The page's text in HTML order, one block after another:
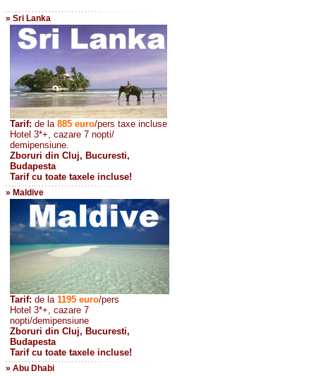
» Sri Lanka
Tarif: de la 885 euro/pers taxe incluse
Hotel 3*+, cazare 7 nopti/
demipensiune.
Zboruri din Cluj, Bucuresti,
Budapesta
Tarif cu toate taxele incluse!
» Maldive
Tarif: de la 1195 euro/pers
Hotel 3*+, cazare 7
nopti/demipensiune
Zboruri din Cluj, Bucuresti,
Budapesta
Tarif cu toate taxele incluse!
» Abu Dhabi